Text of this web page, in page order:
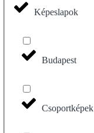
Képeslapok
Budapest
Csoportképek